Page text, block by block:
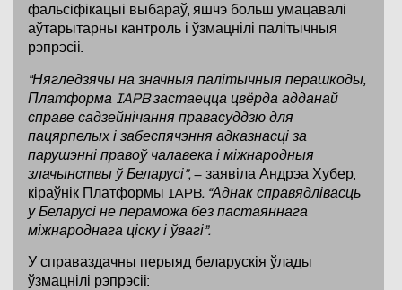
фальсіфікацыі выбараў, яшчэ больш умацавалі
аўтарытарны кантроль і ўзмацнілі палітычныя
рэпрэсіі.
“Нягледзячы на значныя палітычныя перашкоды,
Платформа IAPB застаецца цвёрда адданай
справе садзейнічання правасуддзю для
пацярпелых і забеспячэння адказнасці за
парушэнні правоў чалавека і міжнародныя
злачынствы ў Беларусі”, – заявіла Андрэа Хубер,
кіраўнік Платформы IAPB. “Аднак справядлівасць
у Беларусі не пераможа без пастаяннага
міжнароднага ціску і ўвагі”.
У справаздачны перыяд беларускія ўлады
ўзмацнілі рэпрэсіі: